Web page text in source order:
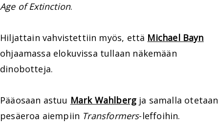
Age of Extinction.
Hiljattain vahvistettiin myös, että Michael Bayn
ohjaamassa elokuvissa tullaan näkemään
dinobotteja.
Pääosaan astuu Mark Wahlberg ja samalla otetaan
pesäeroa aiempiin Transformers-leffoihin.